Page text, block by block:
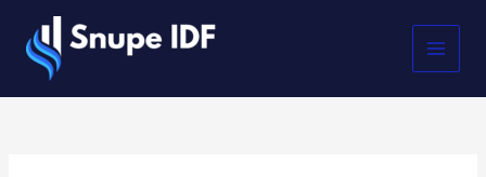
contenu